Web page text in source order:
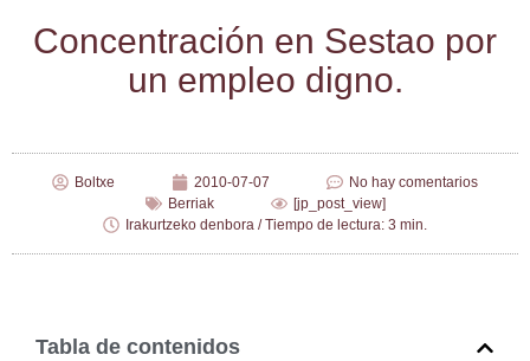
Con­cen­tra­ción en Ses­tao por
Boltxe 2010-07-07
No hay comentarios
Berriak
[jp_post_view]
Irakurtzeko denbora / Tiempo de lectura: 3 min.
Tabla de contenidos